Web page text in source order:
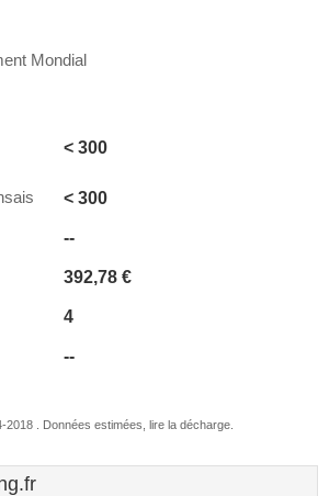
Mondial
< 300
< 300
--
392,78 €
4
--
2018 . Données estimées, lire la décharge.